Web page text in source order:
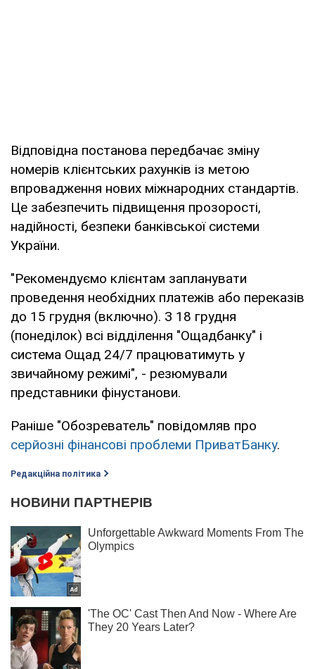
Відповідна постанова передбачає зміну
номерів клієнтських рахунків із метою
впровадження нових міжнародних стандартів.
Це забезпечить підвищення прозорості,
надійності, безпеки банківської системи
України.
"Рекомендуємо клієнтам запланувати
проведення необхідних платежів або переказів
до 15 грудня (включно). З 18 грудня
(понеділок) всі відділення "Ощадбанку" і
система Ощад 24/7 працюватимуть у
звичайному режимі", - резюмували
представники фінустанови.
Раніше "Обозреватель" повідомляв про
серйозні фінансові проблеми ПриватБанку.
Редакційна політика